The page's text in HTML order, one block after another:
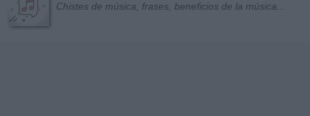
Chistes de música, frases, beneficios de la música...